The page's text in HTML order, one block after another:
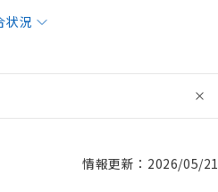
状況
情報更新：2026/05/21